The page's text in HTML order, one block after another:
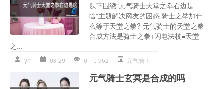
以下围绕“元气骑士天堂之拳右边是
啥”主题解决网友的困惑 骑士之拳加什
么等于天堂之拳? 元气骑士的天堂之拳
合成方法是骑士之拳+闪电法杖=天堂
之...
yrr 03-29 0 962 元气骑士
元气骑士玄冥是合成的吗